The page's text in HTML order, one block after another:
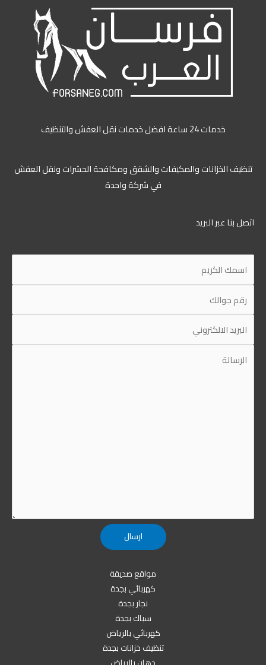
خدمات 24 ساعة افضل خدمات نقل العفش والتنظيف
تنظيف الخزانات والمكيفات والشقق ومكافحة الحشرات ونقل العفش
في شركة واحدة
اتصل بنا عبر البريد
مواقع صديقة
كهربائي بجدة
نجار بجدة
سباك بجدة
كهربائي بالرياض
تنظيف خزانات بجدة